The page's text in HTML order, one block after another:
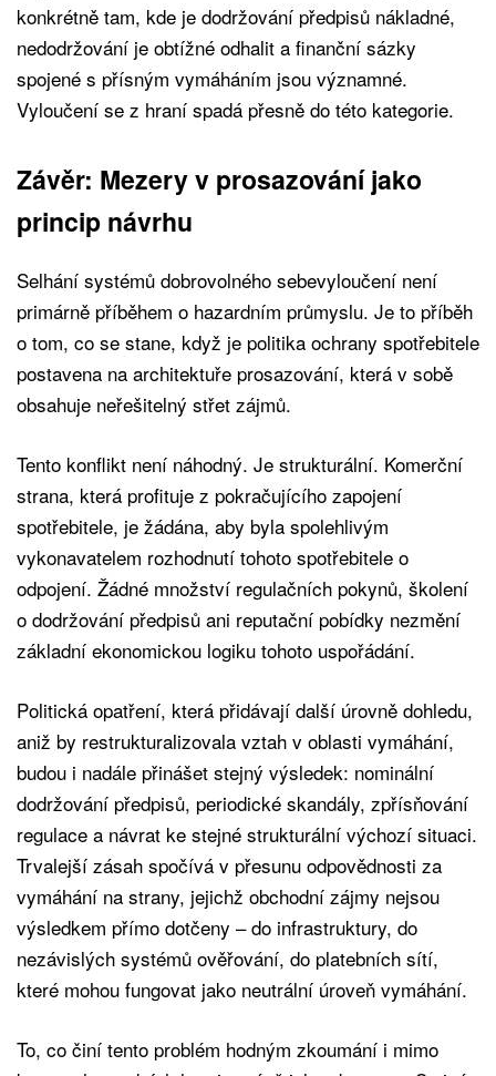
konkrétně tam, kde je dodržování předpisů nákladné,
nedodržování je obtížné odhalit a finanční sázky
spojené s přísným vymáháním jsou významné.
Vyloučení se z hraní spadá přesně do této kategorie.
Závěr: Mezery v prosazování jako
princip návrhu
Selhání systémů dobrovolného sebevyloučení není
primárně příběhem o hazardním průmyslu. Je to příběh
o tom, co se stane, když je politika ochrany spotřebitele
postavena na architektuře prosazování, která v sobě
obsahuje neřešitelný střet zájmů.
Tento konflikt není náhodný. Je strukturální. Komerční
strana, která profituje z pokračujícího zapojení
spotřebitele, je žádána, aby byla spolehlivým
vykonavatelem rozhodnutí tohoto spotřebitele o
odpojení. Žádné množství regulačních pokynů, školení
o dodržování předpisů ani reputační pobídky nezmění
základní ekonomickou logiku tohoto uspořádání.
Politická opatření, která přidávají další úrovně dohledu,
aniž by restrukturalizovala vztah v oblasti vymáhání,
budou i nadále přinášet stejný výsledek: nominální
dodržování předpisů, periodické skandály, zpřísňování
regulace a návrat ke stejné strukturální výchozí situaci.
Trvalejší zásah spočívá v přesunu odpovědnosti za
vymáhání na strany, jejichž obchodní zájmy nejsou
výsledkem přímo dotčeny – do infrastruktury, do
nezávislých systémů ověřování, do platebních sítí,
které mohou fungovat jako neutrální úroveň vymáhání.
To, co činí tento problém hodným zkoumání i mimo